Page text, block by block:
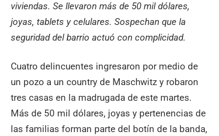
viviendas. Se llevaron más de 50 mil dólares,
joyas, tablets y celulares. Sospechan que la
seguridad del barrio actuó con complicidad.
Cuatro delincuentes ingresaron por medio de
un pozo a un country de Maschwitz y robaron
tres casas en la madrugada de este martes.
Más de 50 mil dólares, joyas y pertenencias de
las familias forman parte del botín de la banda,